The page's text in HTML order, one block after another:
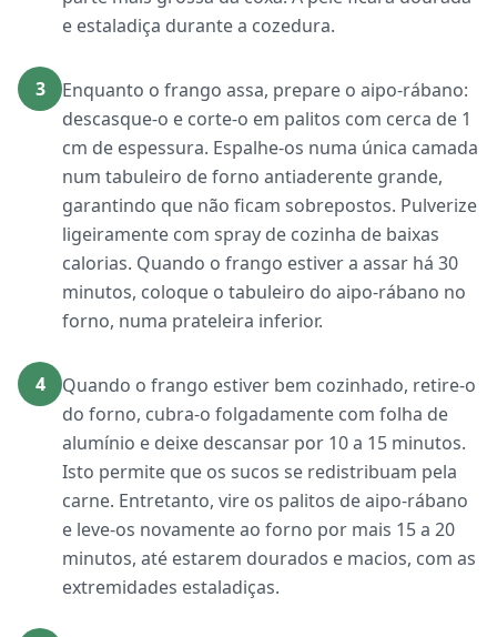
e estaladiça durante a cozedura.
3
Enquanto o frango assa, prepare o aipo-rábano:
descasque-o e corte-o em palitos com cerca de 1
cm de espessura. Espalhe-os numa única camada
num tabuleiro de forno antiaderente grande,
garantindo que não ficam sobrepostos. Pulverize
ligeiramente com spray de cozinha de baixas
calorias. Quando o frango estiver a assar há 30
minutos, coloque o tabuleiro do aipo-rábano no
forno, numa prateleira inferior.
4
Quando o frango estiver bem cozinhado, retire-o
do forno, cubra-o folgadamente com folha de
alumínio e deixe descansar por 10 a 15 minutos.
Isto permite que os sucos se redistribuam pela
carne. Entretanto, vire os palitos de aipo-rábano
e leve-os novamente ao forno por mais 15 a 20
minutos, até estarem dourados e macios, com as
extremidades estaladiças.